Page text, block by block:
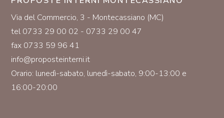
Via del Commercio, 3 - Montecassiano (MC)
tel 0733 29 00 02 - 0733 29 00 47
fax 0733 59 96 41
info@proposteinterni.it
Orario: lunedì-sabato, lunedì-sabato, 9:00-13:00 e
16:00-20:00